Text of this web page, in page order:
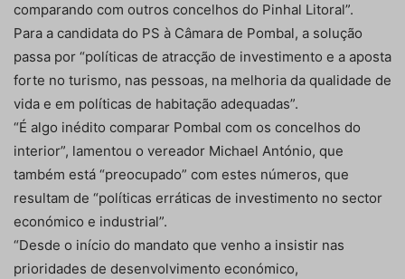
comparando com outros concelhos do Pinhal Litoral”.
Para a candidata do PS à Câmara de Pombal, a solução
passa por “políticas de atracção de investimento e a aposta
forte no turismo, nas pessoas, na melhoria da qualidade de
vida e em políticas de habitação adequadas”.
“É algo inédito comparar Pombal com os concelhos do
interior”, lamentou o vereador Michael António, que
também está “preocupado” com estes números, que
resultam de “políticas erráticas de investimento no sector
económico e industrial”.
“Desde o início do mandato que venho a insistir nas
prioridades de desenvolvimento económico,